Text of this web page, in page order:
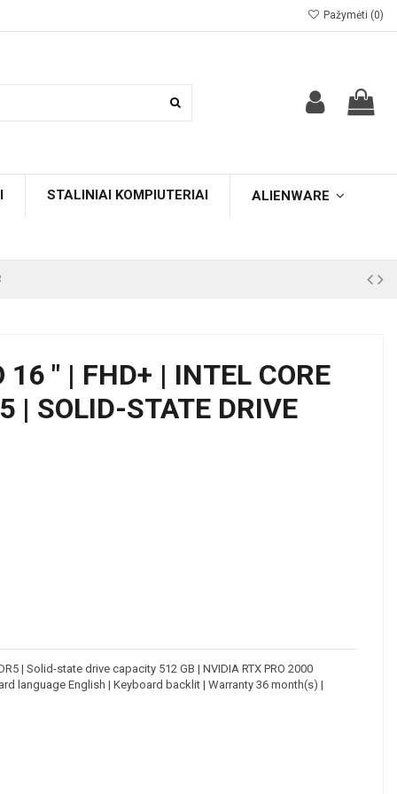
Pažymėti (0)
STALINIAI KOMPIUTERIAI ALIENWARE
" | FHD+ | INTEL CORE
| SOLID-STATE DRIVE
| Solid-state drive capacity 512 GB | NVIDIA RTX PRO 2000
language English | Keyboard backlit | Warranty 36 month(s) |